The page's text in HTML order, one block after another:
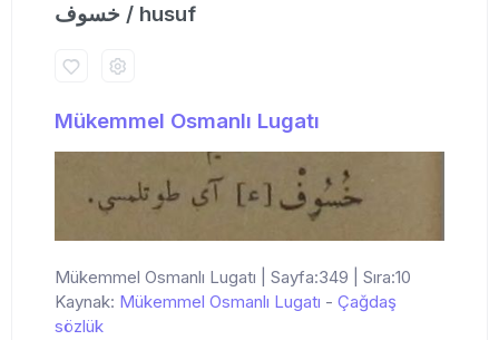
خسوف / husuf
Mükemmel Osmanlı Lugatı
Mükemmel Osmanlı Lugatı | Sayfa:349 | Sıra:10
Kaynak: Mükemmel Osmanlı Lugatı - Çağdaş
sözlük